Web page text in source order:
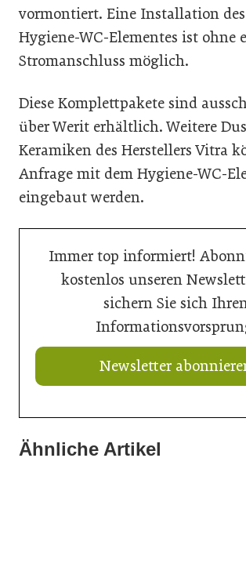
vormontiert. Eine Installation des
Hygiene-WC-Elementes ist ohne
Stromanschluss möglich.
Diese Komplettpakete sind
über Werit erhältlich. Weitere
Keramiken des Herstellers Vitra
Anfrage mit dem Hygiene-WC-
eingebaut werden.
Immer top informiert!
kostenlos unseren
sichern Sie sich
Newsletter
Ähnliche Artikel
21. Juli 2026